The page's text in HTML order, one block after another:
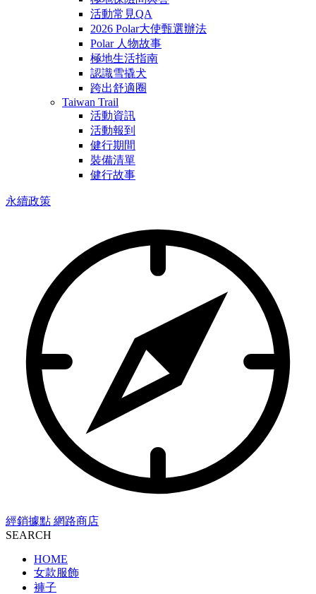
活動常見QA
2026 Polar大使甄選辦法
Polar 人物故事
極地生活指南
認識雪撬犬
跨出舒適圈
Taiwan Trail
活動資訊
活動報到
健行期間
裝備清單
健行故事
永續政策
經銷據點 網路商店
SEARCH
HOME
女款服飾
褲子